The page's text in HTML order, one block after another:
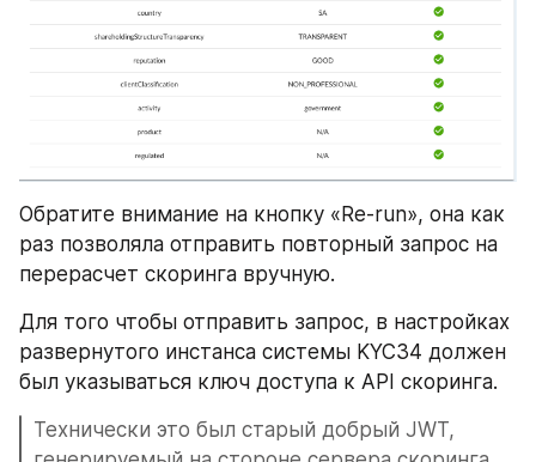
Обратите внимание на кнопку «Re-run», она как
раз позволяла отправить повторный запрос на
перерасчет скоринга вручную.
Для того чтобы отправить запрос, в настройках
развернутого инстанса системы KYC34 должен
был указываться ключ доступа к API скоринга.
Технически это был старый добрый JWT,